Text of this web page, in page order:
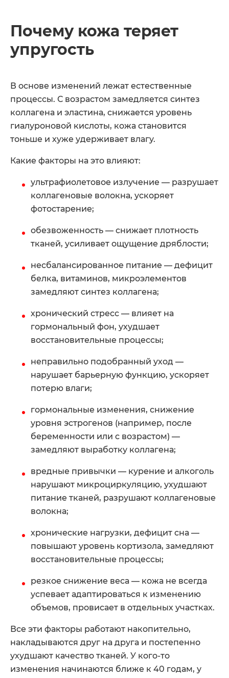
Почему кожа теряет
упругость
В основе изменений лежат естественные
процессы. С возрастом замедляется синтез
коллагена и эластина, снижается уровень
гиалуроновой кислоты, кожа становится
тоньше и хуже удерживает влагу.
Какие факторы на это влияют:
ультрафиолетовое излучение — разрушает
коллагеновые волокна, ускоряет
фотостарение;
обезвоженность — снижает плотность
тканей, усиливает ощущение дряблости;
несбалансированное питание — дефицит
белка, витаминов, микроэлементов
замедляют синтез коллагена;
хронический стресс — влияет на
гормональный фон, ухудшает
восстановительные процессы;
неправильно подобранный уход —
нарушает барьерную функцию, ускоряет
потерю влаги;
гормональные изменения, снижение
уровня эстрогенов (например, после
беременности или с возрастом) —
замедляют выработку коллагена;
вредные привычки — курение и алкоголь
нарушают микроциркуляцию, ухудшают
питание тканей, разрушают коллагеновые
волокна;
хронические нагрузки, дефицит сна —
повышают уровень кортизола, замедляют
восстановительные процессы;
резкое снижение веса — кожа не всегда
успевает адаптироваться к изменению
объемов, провисает в отдельных участках.
Все эти факторы работают накопительно,
накладываются друг на друга и постепенно
ухудшают качество тканей. У кого-то
изменения начинаются ближе к 40 годам, у